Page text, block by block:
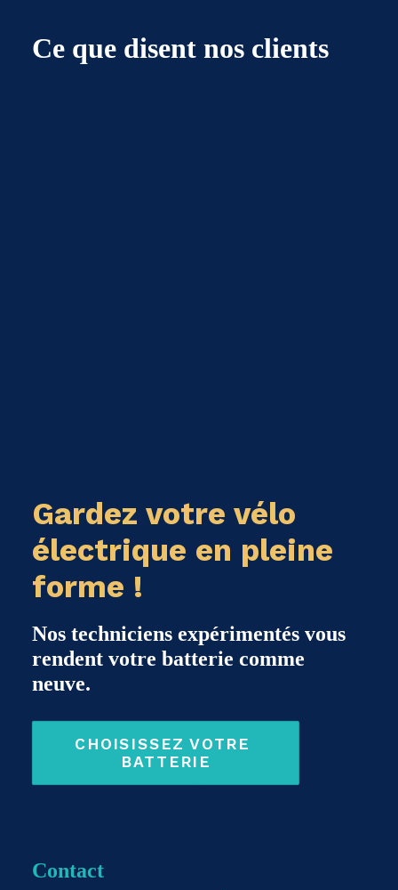
Ce que disent nos clients
Gardez votre vélo
électrique en pleine
forme !
Nos techniciens expérimentés vous
rendent votre batterie comme
neuve.
CHOISISSEZ VOTRE
BATTERIE
Contact